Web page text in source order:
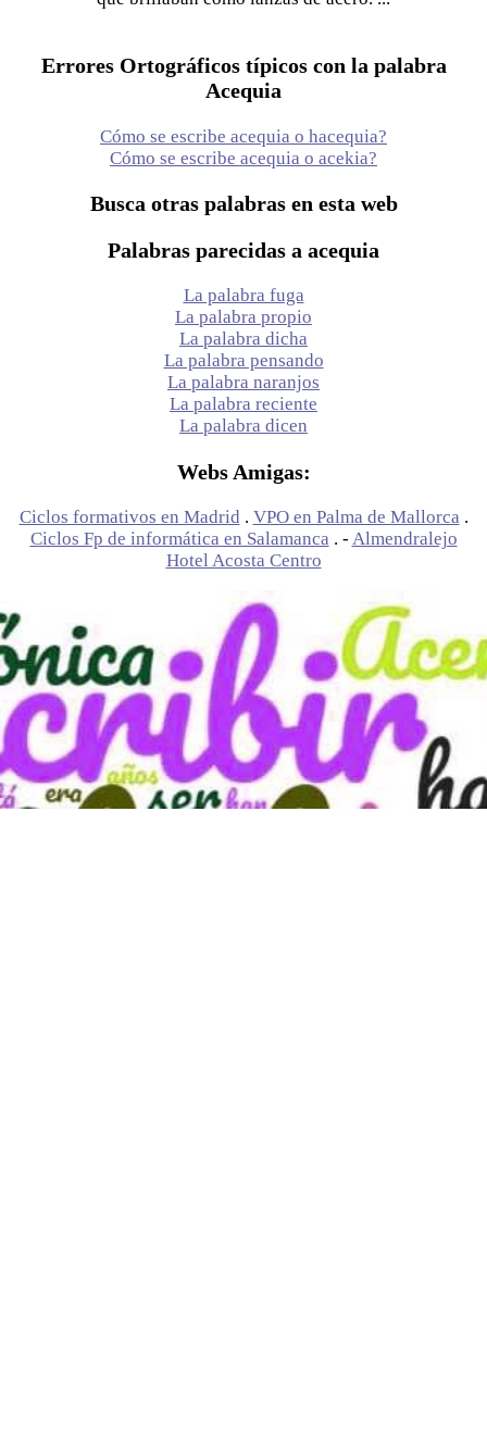
Errores Ortográficos típicos con la palabra
Acequia
Cómo se escribe acequia o hacequia?
Cómo se escribe acequia o acekia?
Busca otras palabras en esta web
Palabras parecidas a acequia
La palabra fuga
La palabra propio
La palabra dicha
La palabra pensando
La palabra naranjos
La palabra reciente
La palabra dicen
Webs Amigas:
Ciclos formativos en Madrid . VPO en Palma de Mallorca .
Ciclos Fp de informática en Salamanca . - Almendralejo
Hotel Acosta Centro